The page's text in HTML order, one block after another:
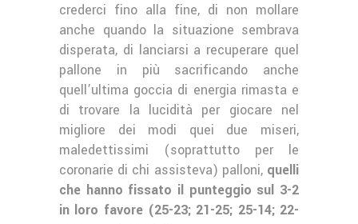
crederci fino alla fine, di non mollare
anche quando la situazione sembrava
disperata, di lanciarsi a recuperare quel
pallone in più sacrificando anche
quell’ultima goccia di energia rimasta e
di trovare la lucidità per giocare nel
migliore dei modi quei due miseri,
maledettissimi (soprattutto per le
coronarie di chi assisteva) palloni, quelli
che hanno fissato il punteggio sul 3-2
in loro favore (25-23; 21-25; 25-14; 22-